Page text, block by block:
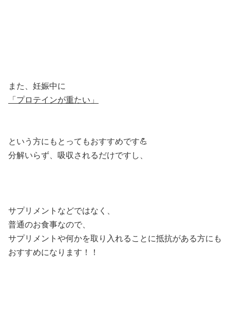
また、妊娠中に
「プロテインが重たい」
という方にもとってもおすすめです💪
分解いらず、吸収されるだけですし、
サプリメントなどではなく、
普通のお食事なので、
サプリメントや何かを取り入れることに抵抗がある方にも
おすすめになります！！